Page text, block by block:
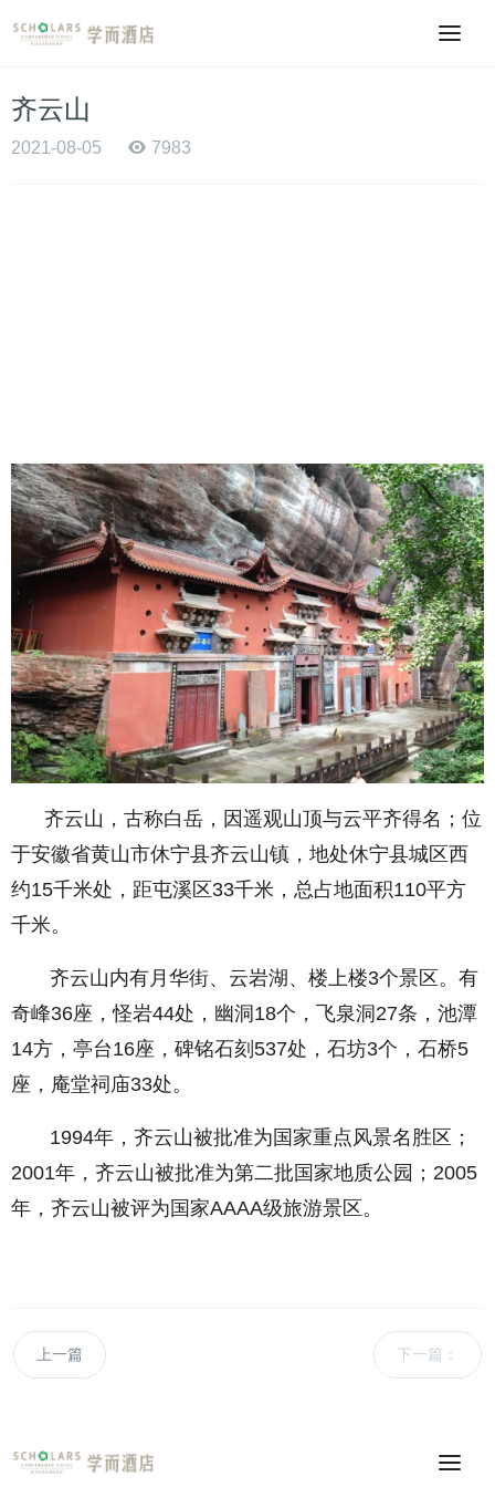
齐云山
2021-08-05 7983
齐云山，古称白岳，因遥观山顶与云平齐得名；位
于安徽省黄山市休宁县齐云山镇，地处休宁县城区西
约15千米处，距屯溪区33千米，总占地面积110平方
千米。
齐云山内有月华街、云岩湖、楼上楼3个景区。有
奇峰36座，怪岩44处，幽洞18个，飞泉洞27条，池潭
14方，亭台16座，碑铭石刻537处，石坊3个，石桥5
座，庵堂祠庙33处。
1994年，齐云山被批准为国家重点风景名胜区；
2001年，齐云山被批准为第二批国家地质公园；2005
年，齐云山被评为国家AAAA级旅游景区。
上一篇 下一篇：